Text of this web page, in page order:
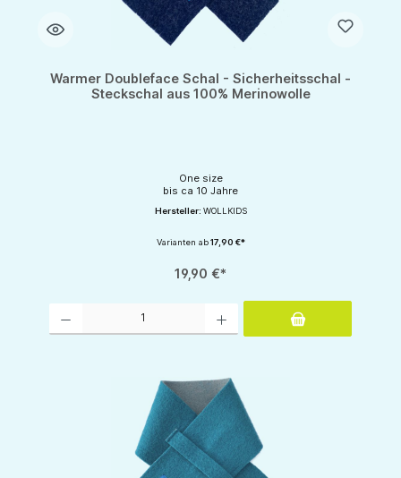
Warmer Doubleface Schal - Sicherheitsschal -
Steckschal aus 100% Merinowolle
One size
bis ca 10 Jahre
Hersteller: WOLLKIDS
Varianten ab17,90 €*
19,90 €*